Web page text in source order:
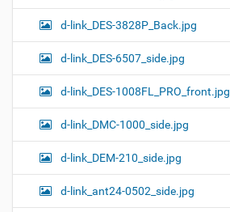
d-link_DES-3828P_Back.jpg
d-link_DES-6507_side.jpg
d-link_DES-1008FL_PRO_front.jpg
d-link_DMC-1000_side.jpg
d-link_DEM-210_side.jpg
d-link_ant24-0502_side.jpg